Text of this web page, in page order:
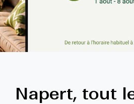
Napert, tout